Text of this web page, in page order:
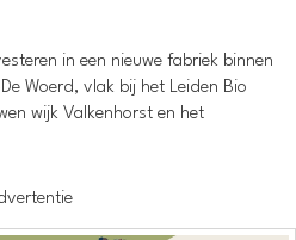
in een nieuwe fabriek binnen
Woerd, vlak bij het Leiden Bio
wijk Valkenhorst en het